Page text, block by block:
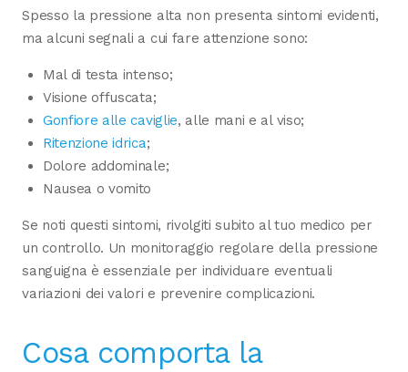
Spesso la pressione alta non presenta sintomi evidenti,
ma alcuni segnali a cui fare attenzione sono:
Mal di testa intenso;
Visione offuscata;
Gonfiore alle caviglie, alle mani e al viso;
Ritenzione idrica;
Dolore addominale;
Nausea o vomito
Se noti questi sintomi, rivolgiti subito al tuo medico per
un controllo. Un monitoraggio regolare della pressione
sanguigna è essenziale per individuare eventuali
variazioni dei valori e prevenire complicazioni.
Cosa comporta la